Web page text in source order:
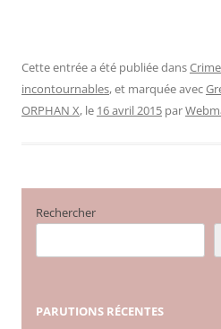
Cette entrée a été publiée dans
incontournables, et marquée avec
ORPHAN X, le 16 avril 2015 par
Rechercher
PARUTIONS RÉCENTES